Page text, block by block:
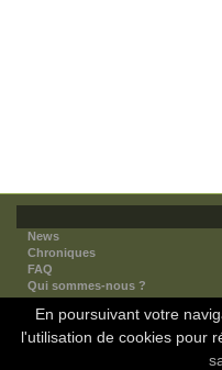
News
Chroniques
FAQ
Qui sommes-nous ?
Nos partenaires
Faites-nous connaitre
Nous contacter
En poursuivant votre
l'utilisation de cookies pour